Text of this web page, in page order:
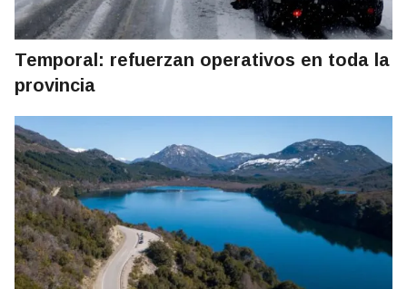
Temporal: refuerzan operativos en toda la
provincia